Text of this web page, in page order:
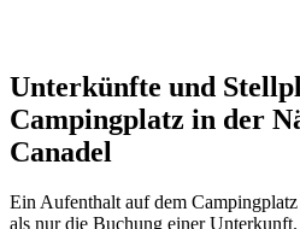
Unterkünfte und
Campingplatz in der
Canadel
Ein Aufenthalt auf dem
als nur die Buchung einer